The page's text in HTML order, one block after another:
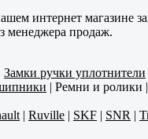
интернет магазине
менеджера продаж.
Замки ручки уплотнители
| Ремни и ролики |
| Ruville | SKF | SNR |